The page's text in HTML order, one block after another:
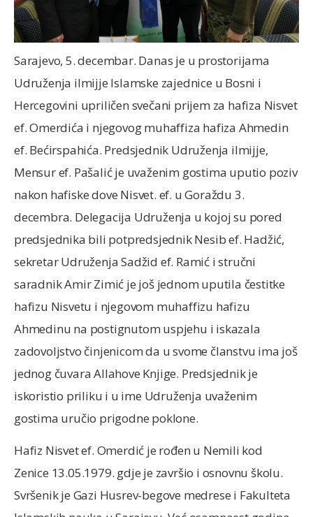
Sarajevo, 5. decembar. Danas je u prostorijama
Udruženja ilmijje Islamske zajednice u Bosni i
Hercegovini upriličen svečani prijem za hafiza Nisvet
ef. Omerdića i njegovog muhaffiza hafiza Ahmedin
ef. Bećirspahića. Predsjednik Udruženja ilmijje,
Mensur ef. Pašalić je uvaženim gostima uputio poziv
nakon hafiske dove Nisvet. ef. u Goraždu 3.
decembra. Delegacija Udruženja u kojoj su pored
predsjednika bili potpredsjednik Nesib ef. Hadžić,
sekretar Udruženja Sadžid ef. Ramić i stručni
saradnik Amir Zimić je još jednom uputila čestitke
hafizu Nisvetu i njegovom muhaffizu hafizu
Ahmedinu na postignutom uspjehu i iskazala
zadovoljstvo činjenicom da u svome članstvu ima još
jednog čuvara Allahove Knjige. Predsjednik je
iskoristio priliku i u ime Udruženja uvaženim
gostima uručio prigodne poklone.
Hafiz Nisvet ef. Omerdić je rođen u Nemili kod
Zenice 13.05.1979. gdje je završio i osnovnu školu.
Svršenik je Gazi Husrev-begove medrese i Fakulteta